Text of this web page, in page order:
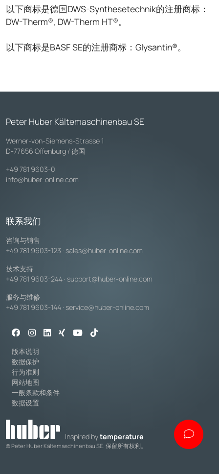
以下商标是德国DWS-Synthesetechnik的注册商标：
DW-Therm®, DW-Therm HT®。
以下商标是BASF SE的注册商标：Glysantin®。
Peter Huber Kältemaschinenbau SE
Werner-von-Siemens-Strasse 1
D-77656 Offenburg / 德国
+49 781 9603-0
info@huber-online.com
联系我们
咨询与销售
+49 781 9603-123 · sales@huber-online.com
技术支持
+49 781 9603-244 · support@huber-online.com
服务与维修
+49 781 9603-144 · service@huber-online.com
版本说明
数据保护
行为准则
网站地图
一般条款和条件
数据设置
Inspired bytemperature
© Peter Huber Kältemaschinenbau SE. 保留所有权利。